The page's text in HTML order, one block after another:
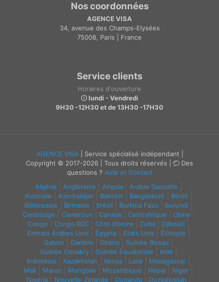
Nos coordonnées
AGENCE VISA
34, avenue des Champs-Elysées
75008, Paris | France
Service clients
Horaires d'ouverture
lundi - Vendredi
9H30 -12H30 et de 13H30 -17H30
AGENCE VISA | Service spécialisé indépendant |
Copyright © 2017-2026 | Tous droits réservés |
Des
questions ? Aide et Contact
Algérie
Angleterre Angola
Arabie Saoudite
Australie
Azerbaïdjan Bahreïn Bangladesh
Bénin
Biélorussie
Birmanie Brésil Burkina Faso
Burundi
Cambodge
Cameroun Canada Centrafrique
Chine
Congo
Congo RDC Côte d’Ivoire Cuba
Djibouti
Emirats Arabes Unis
Égypte Etats Unis
Éthiopie
Gabon
Gambie Ghana
Guinée Bissau
Guinée Conakry
Guinée Équatoriale
Inde
Indonésie
Kazakhstan Kenya Laos
Madagascar
Mali
Maroc Mongolie Mozambique Népal
Niger
Nigéria
Nouvelle-Zélande Ouganda Ouzbékistan